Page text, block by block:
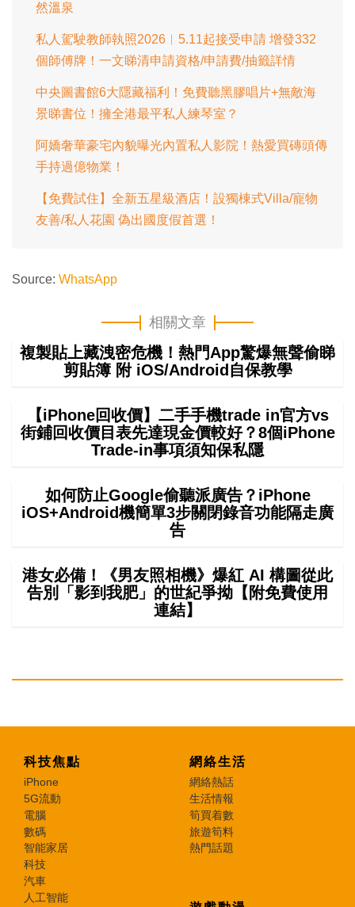
然溫泉
私人駕駛教師執照2026︱5.11起接受申請 增發332
個師傅牌！一文睇清申請資格/申請費/抽籤詳情
中央圖書館6大隱藏福利！免費聽黑膠唱片+無敵海
景睇書位！擁全港最平私人練琴室？
阿嬌奢華豪宅內貌曝光內置私人影院！熱愛買磚頭傳
手持過億物業！
【免費試住】全新五星級酒店！設獨棟式Villa/寵物
友善/私人花園 偽出國度假首選！
Source: WhatsApp
相關文章
複製貼上藏洩密危機！熱門App驚爆無聲偷睇
剪貼簿 附 iOS/Android自保教學
【iPhone回收價】二手手機trade in官方vs
街鋪回收價目表先達現金價較好？8個iPhone
Trade-in事項須知保私隱
如何防止Google偷聽派廣告？iPhone
iOS+Android機簡單3步關閉錄音功能隔走廣
告
港女必備！《男友照相機》爆紅 AI 構圖從此
告別「影到我肥」的世紀爭拗【附免費使用
連結】
科技焦點
iPhone
5G流動
電腦
數碼
智能家居
科技
汽車
人工智能
網絡生活
網絡熱話
生活情報
筍買着數
旅遊筍料
熱門話題